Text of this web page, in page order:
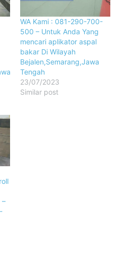
WA Kami : 081-290-700-
500 – Untuk Anda Yang
mencari aplikator aspal
bakar Di Wilayah
Bejalen,Semarang,Jawa
Tengah
23/07/2023
Similar post
–